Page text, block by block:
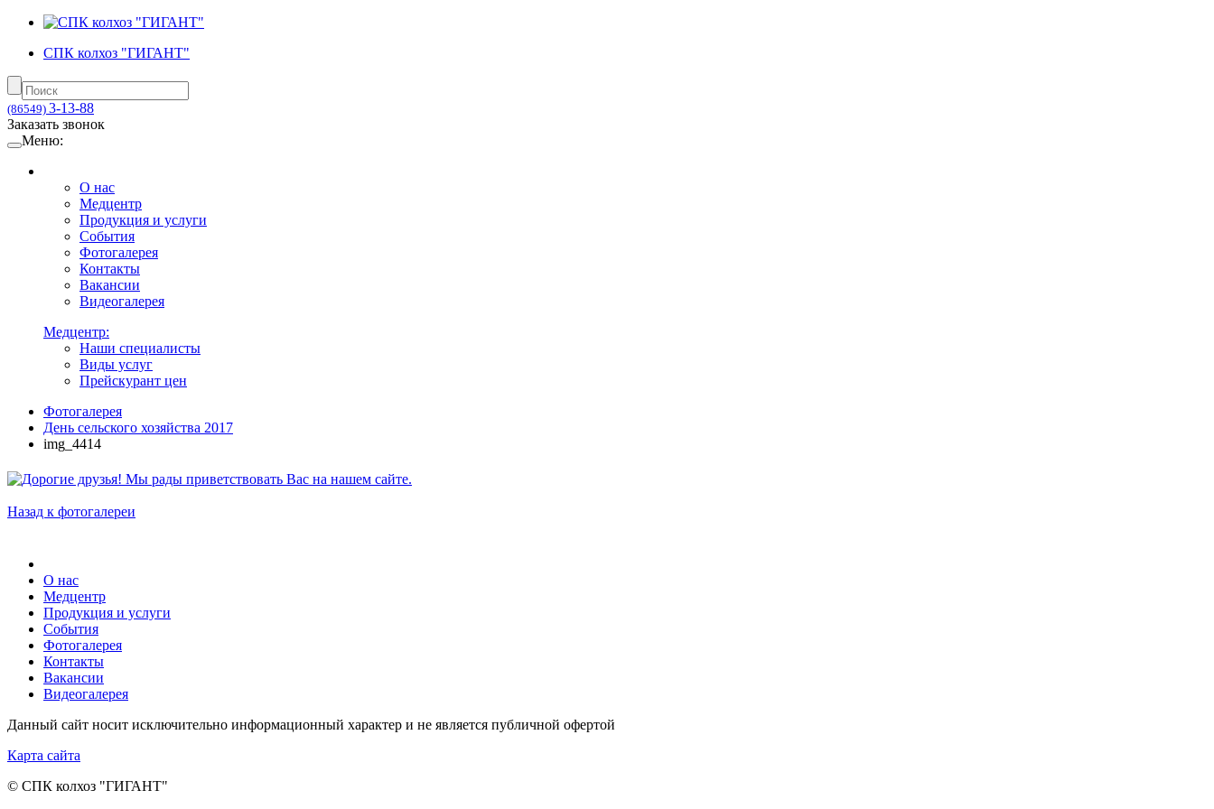
СПК колхоз "ГИГАНТ"
(86549) 3-13-88
Заказать звонок
Меню:
О нас
Медцентр
Продукция и услуги
События
Фотогалерея
Контакты
Вакансии
Видеогалерея
Медцентр:
Наши специалисты
Виды услуг
Прейскурант цен
Фотогалерея
День сельского хозяйства 2017
img_4414
Назад к фотогалереи
О нас
Медцентр
Продукция и услуги
События
Фотогалерея
Контакты
Вакансии
Видеогалерея
Данный сайт носит исключительно информационный характер и не является публичной офертой
Карта сайта
© СПК колхоз "ГИГАНТ"